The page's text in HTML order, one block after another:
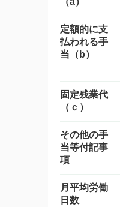
定額的に支
払われる手
当（b）
固定残業代
（ｃ）
その他の手
当等付記事
項
月平均労働
日数